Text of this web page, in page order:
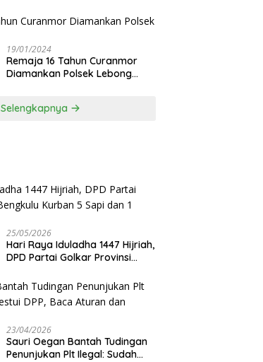
19/01/2024
Remaja 16 Tahun Curanmor
Diamankan Polsek Lebong
Selengkapnya
25/05/2026
Hari Raya Iduladha 1447 Hijriah,
DPD Partai Golkar Provinsi
Kambing
23/04/2026
Sauri Oegan Bantah Tudingan
Penunjukan Plt Ilegal: Sudah